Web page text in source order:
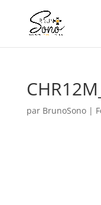
par BrunoSono|